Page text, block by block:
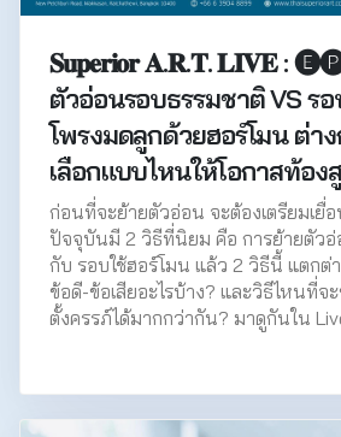
𝐒𝐮𝐩𝐞𝐫𝐢𝐨𝐫 𝐀.𝐑.𝐓. 𝐋𝐈𝐕𝐄 :
ตัวอ่อนรอบธรรมชาติ VS รอ
โพรงมดลูกด้วยฮอร์โมน ต่า
เลือกแบบไหนให้โอกาสท้อง
ก่อนที่จะย้ายตัวอ่อน จะต้องเตรียมเยื่
ปัจจุบันมี 2 วิธีที่นิยม คือ การย้ายตัว
กับ รอบใช้ฮอร์โมน แล้ว 2 วิธีนี้ แตกต่
ข้อดี-ข้อเสียอะไรบ้าง? และวิธีไหนที่จ
ตั้งครรภ์ได้มากกว่ากัน? มาดูกันใน